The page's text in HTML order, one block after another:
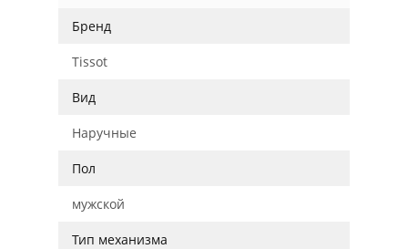
Бренд
Tissot
Вид
Наручные
Пол
мужской
Тип механизма